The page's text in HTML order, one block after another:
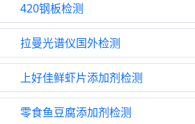
420钢板检测
拉曼光谱仪国外检测
上好佳鲜虾片添加剂检测
零食鱼豆腐添加剂检测